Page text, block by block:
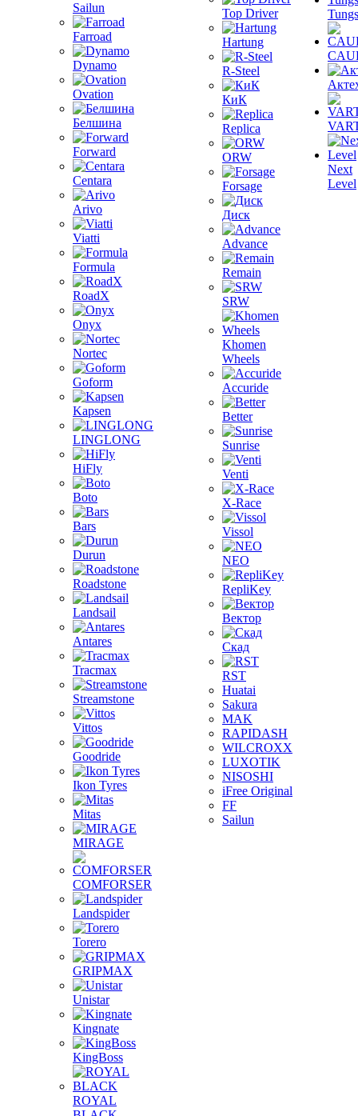
Sailun
Farroad
Dynamo
Ovation
Белшина
Forward
Centara
Arivo
Viatti
Formula
RoadX
Onyx
Nortec
Goform
Kapsen
LINGLONG
HiFly
Boto
Bars
Durun
Roadstone
Landsail
Antares
Tracmax
Streamstone
Vittos
Goodride
Ikon Tyres
Mitas
MIRAGE
COMFORSER
Landspider
Torero
GRIPMAX
Unistar
Kingnate
KingBoss
ROYAL
Top Driver
Hartung
R-Steel
КиК
Replica
ORW
Forsage
Диск
Advance
Remain
SRW
Khomen
Wheels
Accuride
Better
Sunrise
Venti
X-Race
Vissol
NEO
RepliKey
Вектор
Скад
RST
Huatai
Sakura
MAK
RAPIDASH
WILCROXX
LUXOTIK
NISOSHI
iFree Original
FF
Sailun
Next
Level